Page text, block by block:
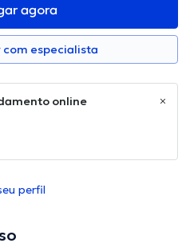
agora
com especialista
online
perfil